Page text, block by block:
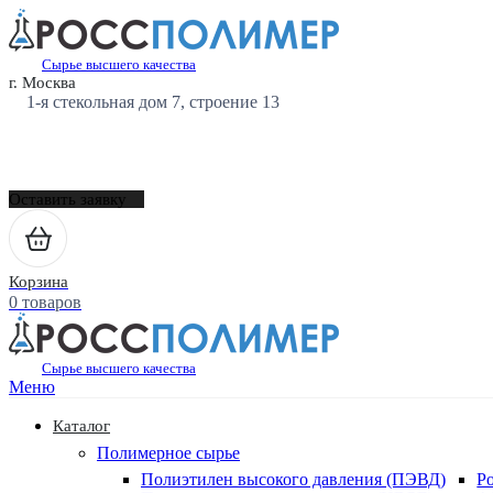
Сырье высшего качества
г. Москва
1-я стекольная дом 7, строение 13
Оставить заявку
Корзина
0 товаров
Сырье высшего качества
Меню
Каталог
Полимерное сырье
Полиэтилен высокого давления (ПЭВД)